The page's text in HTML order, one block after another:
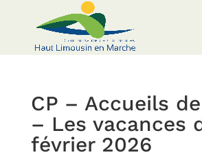
CP – Accueils
– Les vacances
février 2026